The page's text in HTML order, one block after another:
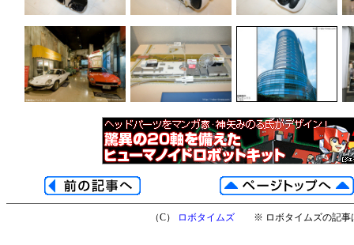
（C） ロボタイムズ ※ ロボタイムズの記事